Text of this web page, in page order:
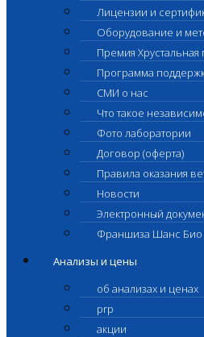
Лицензии и
Оборудование и
Премия Хрустальная
Программа
СМИ о нас
Что такое
Фото лаборатории
Договор (оферта)
Правила оказания
Новости
Электронный
Франшиза Шанс Био
Анализы и цены
об анализах и ценах
prp
акции